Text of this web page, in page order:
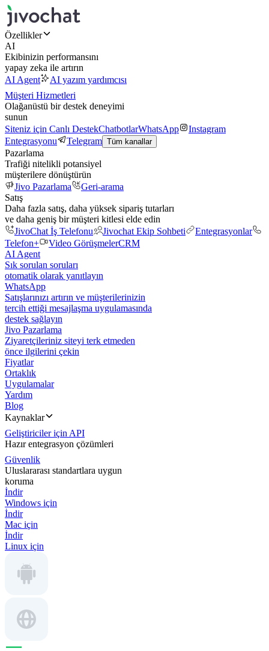
Özellikler
AI
Ekibinizin performansını
yapay zeka ile artırın
AI Agent
AI yazım yardımcısı
Müşteri Hizmetleri
Olağanüstü bir destek deneyimi
sunun
Siteniz için Canlı DestekChatbotlarWhatsApp
Instagram
Entegrasyonu
Telegram Tüm kanallar
Pazarlama
Trafiği nitelikli potansiyel
müşterilere dönüştürün
Jivo Pazarlama
Geri-arama
Satış
Daha fazla satış, daha yüksek sipariş tutarları
ve daha geniş bir müşteri kitlesi elde edin
JivoChat İş Telefonu
Jivochat Ekip Sohbeti
Entegrasyonlar
Telefon+
Video GörüşmelerCRM
AI Agent
Sık sorulan soruları
otomatik olarak yanıtlayın
WhatsApp
Satışlarınızı artırın ve müşterilerinizin
tercih ettiği mesajlaşma uygulamasında
destek sağlayın
Jivo Pazarlama
Ziyaretçileriniz siteyi terk etmeden
önce ilgilerini çekin
Fiyatlar
Ortaklık
Uygulamalar
Yardım
Blog
Kaynaklar
Geliştiriciler için API
Hazır entegrasyon çözümleri
Güvenlik
Uluslararası standartlara uygun
koruma
İndir
Windows için
İndir
Mac için
İndir
Linux için